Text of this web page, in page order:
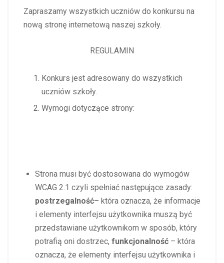
Zapraszamy wszystkich uczniów do konkursu na
nową stronę internetową naszej szkoły.
REGULAMIN
Konkurs jest adresowany do wszystkich
uczniów szkoły.
Wymogi dotyczące strony:
Strona musi być dostosowana do wymogów
WCAG 2.1 czyli spełniać następujące zasady:
postrzegalność– która oznacza, że informacje
i elementy interfejsu użytkownika muszą być
przedstawiane użytkownikom w sposób, który
potrafią oni dostrzec, funkcjonalność – która
oznacza, że elementy interfejsu użytkownika i